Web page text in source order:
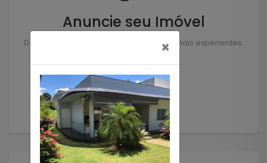
×
Anuncie seu Imóvel
Deixe seu imóvel nas mãos de profissionais experientes.
Anunciar